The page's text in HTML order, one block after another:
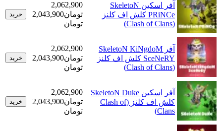
آفر اسکین SkeletoN
PRiNCe کلش اف کلنز
(Clash of Clans)
2,062,900
تومان
2,043,900
خرید
آفر SkeletoN KiNgdoM
SceNeRY کلش اف کلنز
(Clash of Clans)
2,062,900
تومان
2,043,900
خرید
آفر اسکین SkeletoN Duke
کلش اف کلنز (Clash of
Clans)
2,062,900
تومان
2,043,900
خرید